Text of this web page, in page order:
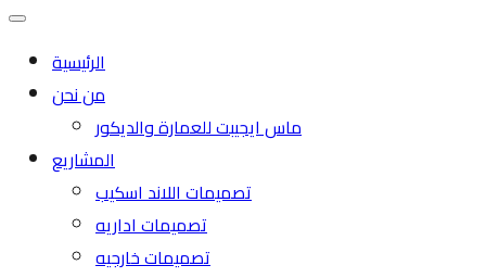
الرئيسية
من نحن
ماس ايجيبت للعمارة والديكور
المشاريع
تصميمات اللاند اسكيب
تصميمات اداريه
تصميمات خارجيه